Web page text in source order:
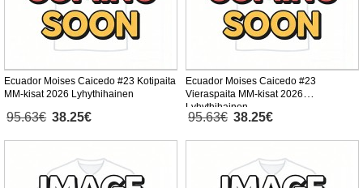
Ecuador Moises Caicedo #23 Kotipaita
MM-kisat 2026 Lyhythihainen
95.63€ 38.25€
Ecuador Moises Caicedo #23
Vieraspaita MM-kisat 2026
Lyhythihainen
95.63€ 38.25€